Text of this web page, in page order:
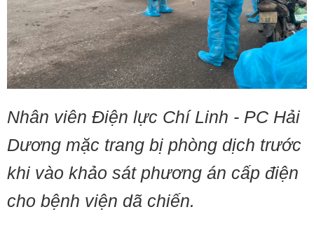
Nhân viên Điện lực Chí Linh - PC Hải
Dương mặc trang bị phòng dịch trước
khi vào khảo sát phương án cấp điện
cho bệnh viện dã chiến.